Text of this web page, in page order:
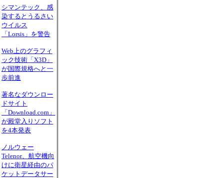
シマンテック、感
染するとうるさい
ウイルス
「Lorsis」を警告
Web上のグラフィ
ック技術「X3D」
が国際規格へと一
歩前進
著名なダウンロー
ドサイト
「Download.com」
が殿堂入りソフト
を4本発表
ノルウェー
Telenor、航空機向
けに衛星経由のパ
ケットデータサー